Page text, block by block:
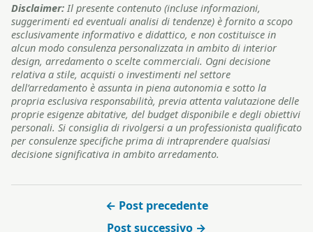
Disclaimer: Il presente contenuto (incluse informazioni,
suggerimenti ed eventuali analisi di tendenze) è fornito a scopo
esclusivamente informativo e didattico, e non costituisce in
alcun modo consulenza personalizzata in ambito di interior
design, arredamento o scelte commerciali. Ogni decisione
relativa a stile, acquisti o investimenti nel settore
dell’arredamento è assunta in piena autonomia e sotto la
propria esclusiva responsabilità, previa attenta valutazione delle
proprie esigenze abitative, del budget disponibile e degli obiettivi
personali. Si consiglia di rivolgersi a un professionista qualificato
per consulenze specifiche prima di intraprendere qualsiasi
decisione significativa in ambito arredamento.
← Post precedente
Post successivo →